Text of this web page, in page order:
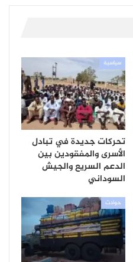
سياسية
تحركات جديدة في تبادل
الأسرى والمفقودين بين
الدعم السريع والجيش
السوداني
حوادث